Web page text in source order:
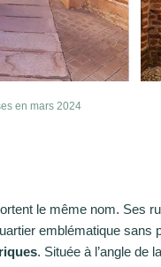
en mars 2024
le même nom. Ses
emblématique sans
. Située à l’angle de